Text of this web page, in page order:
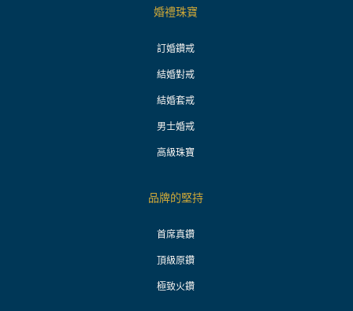
婚禮珠寶
訂婚鑽戒
結婚對戒
結婚套戒
男士婚戒
高級珠寶
品牌的堅持
首席真鑽
頂級原鑽
極致火鑽